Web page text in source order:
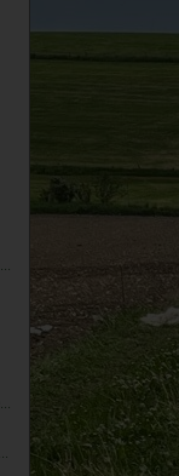
Für die Katz´ (und den Hund)